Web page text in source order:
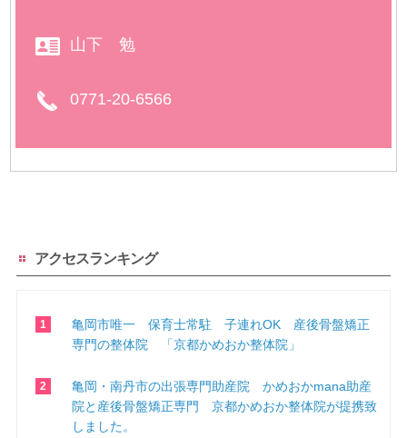
山下 勉
0771-20-6566
アクセスランキング
亀岡市唯一 保育士常駐 子連れOK 産後骨盤矯正
専門の整体院 「京都かめおか整体院」
亀岡・南丹市の出張専門助産院 かめおかmana助産
院と産後骨盤矯正専門 京都かめおか整体院が提携致
しました。